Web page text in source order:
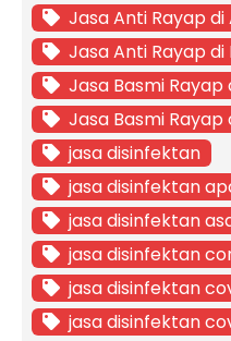
Jasa Anti Rayap di
Jasa Anti Rayap di
Jasa Basmi Rayap
Jasa Basmi Rayap
jasa disinfektan
jasa disinfektan
jasa disinfektan
jasa disinfektan
jasa disinfektan
jasa disinfektan